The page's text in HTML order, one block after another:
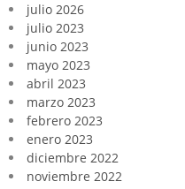
julio 2026
julio 2023
junio 2023
mayo 2023
abril 2023
marzo 2023
febrero 2023
enero 2023
diciembre 2022
noviembre 2022